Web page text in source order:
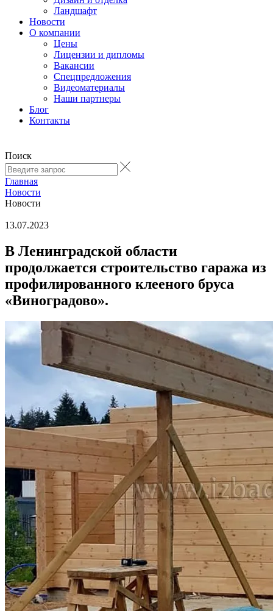
Ландшафт
Новости
О компании
Цены
Лицензии и дипломы
Вакансии
Cпецпредложения
Видеоматериалы
Наши партнеры
Блог
Контакты
Поиск
Главная
Новости
Новости
13.07.2023
В Ленинградской области
продолжается строительство гаража из
профилированного клееного бруса
«Виноградово».